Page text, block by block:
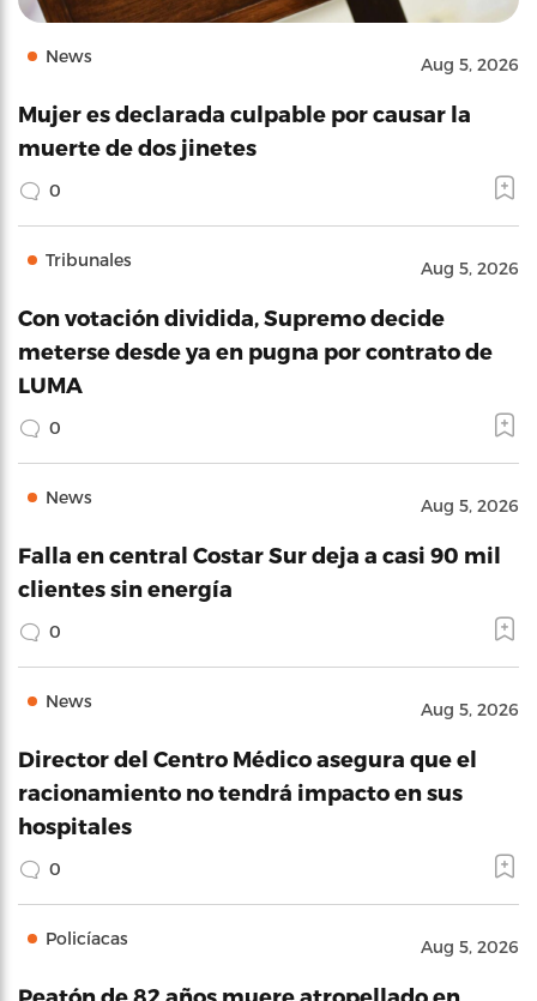
News Aug 5, 2026
Mujer es declarada culpable por causar la
muerte de dos jinetes
0
Tribunales Aug 5, 2026
Con votación dividida, Supremo decide
meterse desde ya en pugna por contrato de
LUMA
0
News Aug 5, 2026
Falla en central Costar Sur deja a casi 90 mil
clientes sin energía
0
News Aug 5, 2026
Director del Centro Médico asegura que el
racionamiento no tendrá impacto en sus
hospitales
0
Policíacas Aug 5, 2026
Peatón de 82 años muere atropellado en